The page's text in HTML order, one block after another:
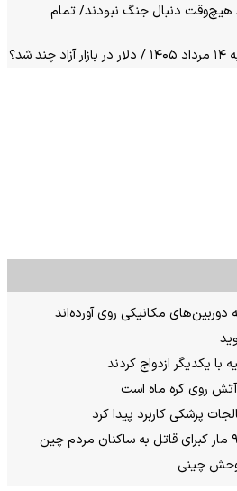
دنبال جنگ نبودند/ تمام
مکانیکی روی آورده‌اند
با یکدیگر ازدواج کردند
روی کره ماه است
پزشکی کاربرد پیدا کرد
چینی